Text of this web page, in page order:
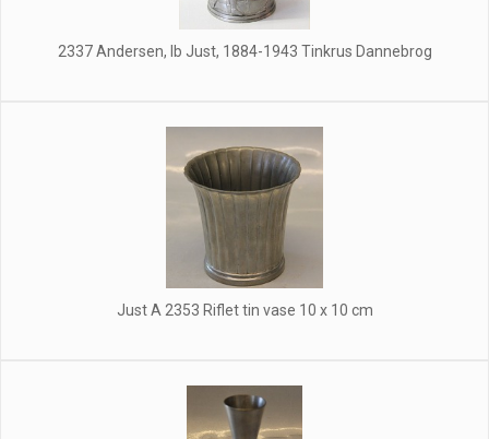
2337 Andersen, Ib Just, 1884-1943 Tinkrus Dannebrog
Just A 2353 Riflet tin vase 10 x 10 cm